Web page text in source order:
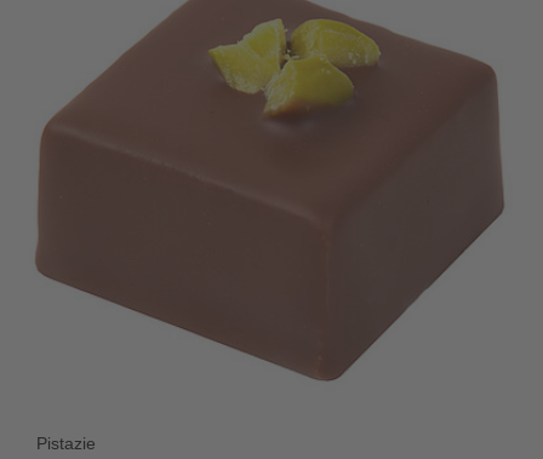
Pistazie